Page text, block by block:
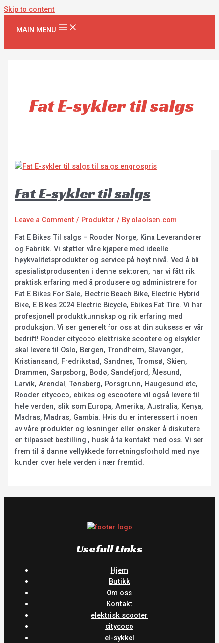
Skip to content
MAIN MENU
Fat E-sykler til salgs
Fat E-sykler til salgs
Leave a Comment / Produkter / By olaolsen.com
Fat E Bikes Til salgs – Rooder Norge, Kina Leverandører
og Fabrikk. Vi støtter våre kjøpere med ideelle
høykvalitetsprodukter og service på høyt nivå. Ved å bli
spesialistprodusenten i denne sektoren, har vi fått rik
praktisk erfaring med å produsere og administrere for
Fat E Bikes For Sale, Electric Beach Bike, Electric Hybrid
Bike, E Bikes 2024 Electric Bicycle, Ebikes Fat Tire. Vi har
profesjonell produktkunnskap og rik erfaring med
produksjon. Vi ser generelt for oss at din suksess er vår
bedrift! Rooder citycoco elektriske scootere og elsykler
skal levere til Oslo, Bergen, Trondheim, Stavanger,
Kristiansand, Fredrikstad, Sandnes, Tromsø, Skien,
Drammen, Sarpsborg, Bodø, Sandefjord, Ålesund,
Larvik, Arendal, Tønsberg, Porsgrunn, Haugesund etc,
Rooder citycoco, ebikes og escootere vil også levere til
hele verden, slik som Europa, Amerika, Australia, Kenya,
Madras, Madras, Gambia. Hvis du er interessert i noen
av våre produkter og løsninger eller ønsker å diskutere
en tilpasset bestilling , husk å ta kontakt med oss. Vi ser
frem til å danne vellykkede forretningsforhold med nye
kunder over hele verden i nær fremtid.
Usefull Links
Hjem
Butikk
Om oss
Kontakt
elektrisk scooter
citycoco
el-sykkel